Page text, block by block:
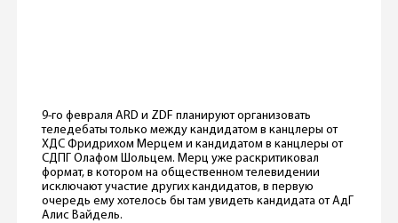
9-го февраля ARD и ZDF планируют организовать
теледебаты только между кандидатом в канцлеры от
ХДС Фридрихом Мерцем и кандидатом в канцлеры от
СДПГ Олафом Шольцем. Мерц уже раскритиковал
формат, в котором на общественном телевидении
исключают участие других кандидатов, в первую
очередь ему хотелось бы там увидеть кандидата от АдГ
Алис Вайдель.